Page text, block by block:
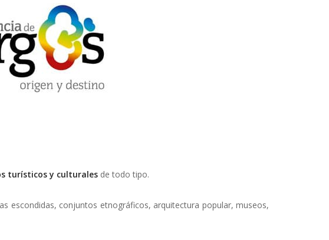
turísticos y culturales de todo tipo.
escondidas, conjuntos etnográficos, arquitectura popular, museos,